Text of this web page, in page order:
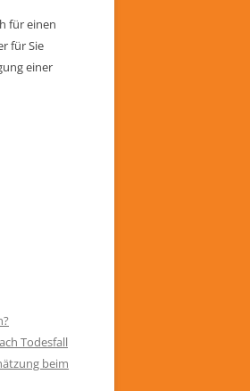
für einen
für Sie
einer
Todesfall
beim